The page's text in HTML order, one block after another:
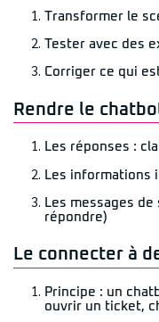
Transformer le
Tester avec des
Corriger ce qui
Rendre le
Les réponses :
Les informations
Les messages
répondre)
Le connecter à
Principe : un
ouvrir un ticket,